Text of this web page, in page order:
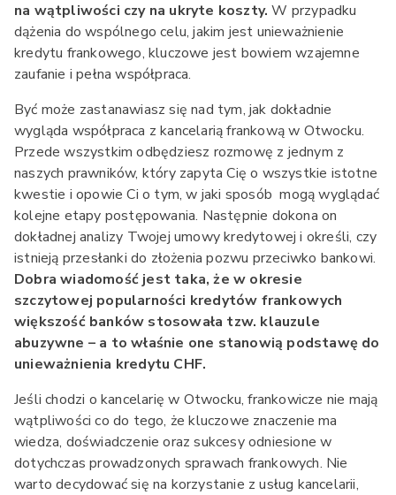
na wątpliwości czy na ukryte koszty.W przypadku
dążenia do wspólnego celu, jakim jest unieważnienie
kredytu frankowego, kluczowe jest bowiem wzajemne
zaufanie i pełna współpraca.
Być może zastanawiasz się nad tym, jak dokładnie
wygląda współpraca z kancelarią frankową w Otwocku.
Przede wszystkim odbędziesz rozmowę z jednym z
naszych prawników, który zapyta Cię o wszystkie istotne
kwestie i opowie Ci o tym, w jaki sposób mogą wyglądać
kolejne etapy postępowania. Następnie dokona on
dokładnej analizy Twojej umowy kredytowej i określi, czy
istnieją przesłanki do złożenia pozwu przeciwko bankowi.
Dobra wiadomość jest taka, że w okresie
szczytowej popularności kredytów frankowych
większość banków stosowała tzw. klauzule
abuzywne – a to właśnie one stanowią podstawę do
unieważnienia kredytu CHF.
Jeśli chodzi o kancelarię w Otwocku, frankowicze nie mają
wątpliwości co do tego, że kluczowe znaczenie ma
wiedza, doświadczenie oraz sukcesy odniesione w
dotychczas prowadzonych sprawach frankowych. Nie
warto decydować się na korzystanie z usług kancelarii,